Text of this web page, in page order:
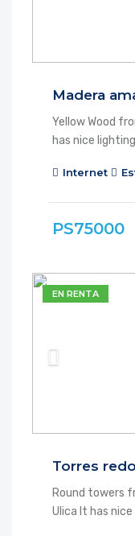
Madera
Yellow Wood
has nice
Internet
PS75000
EN RENTA
Torres
Round towers
Ulica It has